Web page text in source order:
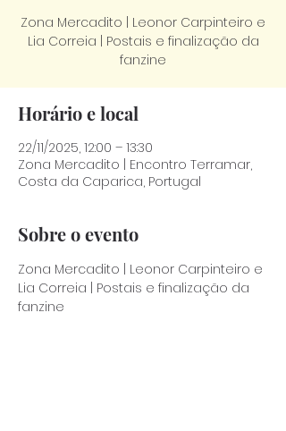
Zona Mercadito | Leonor Carpinteiro e
Lia Correia | Postais e finalização da
fanzine
Horário e local
22/11/2025, 12:00 – 13:30
Zona Mercadito | Encontro Terramar,
Costa da Caparica, Portugal
Sobre o evento
Zona Mercadito | Leonor Carpinteiro e
Lia Correia | Postais e finalização da
fanzine